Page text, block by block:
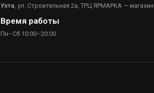
Ухта , ул. Строительная 2а, ТРЦ ЯРМАРКА — магазин
Время работы
Пн–Сб 10:00–20:00